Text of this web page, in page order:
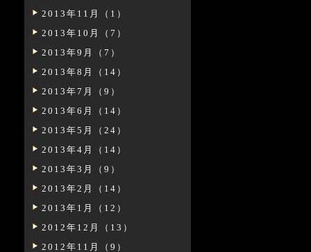
2013年11月（1）
2013年10月（7）
2013年9月（7）
2013年8月（14）
2013年7月（9）
2013年6月（14）
2013年5月（24）
2013年4月（14）
2013年3月（9）
2013年2月（14）
2013年1月（12）
2012年12月（13）
2012年11月（9）